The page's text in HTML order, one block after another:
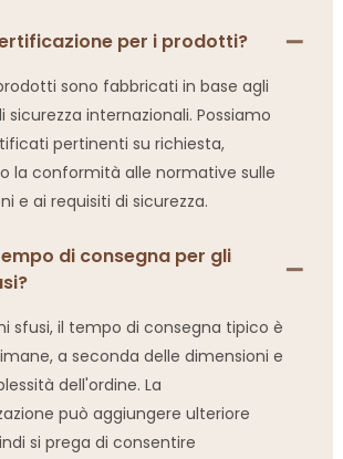
per i prodotti?
sono fabbricati in base agli
sicurezza internazionali. Possiamo
pertinenti su richiesta,
la conformità alle normative sulle
e ai requisiti di sicurezza.
di consegna per gli
sfusi, il tempo di consegna tipico è
a seconda delle dimensioni e
dell'ordine. La
può aggiungere ulteriore
si prega di consentire